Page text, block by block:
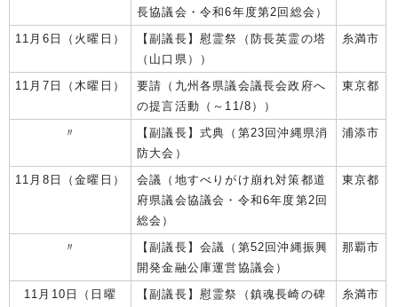
長協議会・令和6年度第2回総会）
11月6日（火曜日）
【副議長】慰霊祭（防長英霊の塔
（山口県））
糸満市
11月7日（木曜日）
要請（九州各県議会議長会政府へ
の提言活動（～11/8））
東京都
〃
【副議長】式典（第23回沖縄県消
防大会）
浦添市
11月8日（金曜日）
会議（地すべりがけ崩れ対策都道
府県議会協議会・令和6年度第2回
総会）
東京都
〃
【副議長】会議（第52回沖縄振興
開発金融公庫運営協議会）
那覇市
11月10日（日曜
【副議長】慰霊祭（鎮魂長崎の碑
糸満市